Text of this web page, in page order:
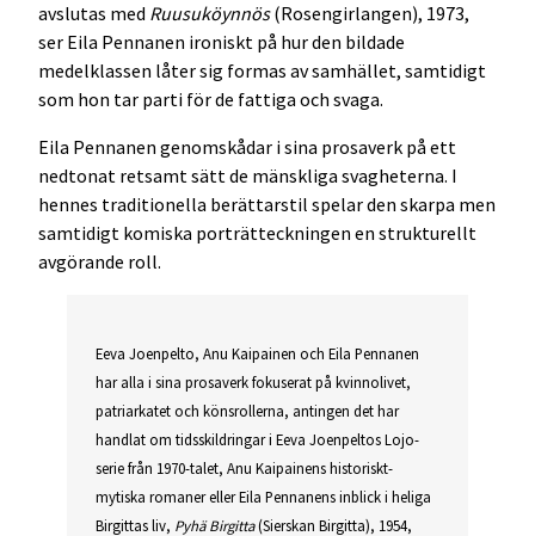
avslutas med Ruusuköynnös(Rosengirlangen), 1973,
ser Eila Pennanen ironiskt på hur den bildade
medelklassen låter sig formas av samhället, samtidigt
som hon tar parti för de fattiga och svaga.
Eila Pennanen genomskådar i sina prosaverk på ett
nedtonat retsamt sätt de mänskliga svagheterna. I
hennes traditionella berättarstil spelar den skarpa men
samtidigt komiska porträtteckningen en strukturellt
avgörande roll.
Eeva Joenpelto, Anu Kaipainen och Eila Pennanen
har alla i sina prosaverk fokuserat på kvinnolivet,
patriarkatet och könsrollerna, antingen det har
handlat om tidsskildringar i Eeva Joenpeltos Lojo-
serie från 1970-talet, Anu Kaipainens historiskt-
mytiska romaner eller Eila Pennanens inblick i heliga
Birgittas liv, Pyhä Birgitta(Sierskan Birgitta), 1954,